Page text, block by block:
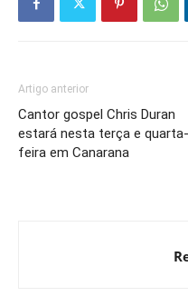
Artigo anterior
Cantor gospel Chris Duran
estará nesta terça e quarta-
feira em Canarana